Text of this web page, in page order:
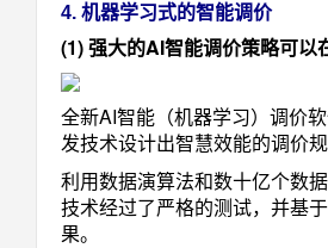
4. 机器学习式的智能调价
(1) 强大的AI智能调价策略可以
全新AI智能（机器学习）调价
发技术设计出智慧效能的调价规
利用数据演算法和数十亿个数
技术经过了严格的测试，并基
果。